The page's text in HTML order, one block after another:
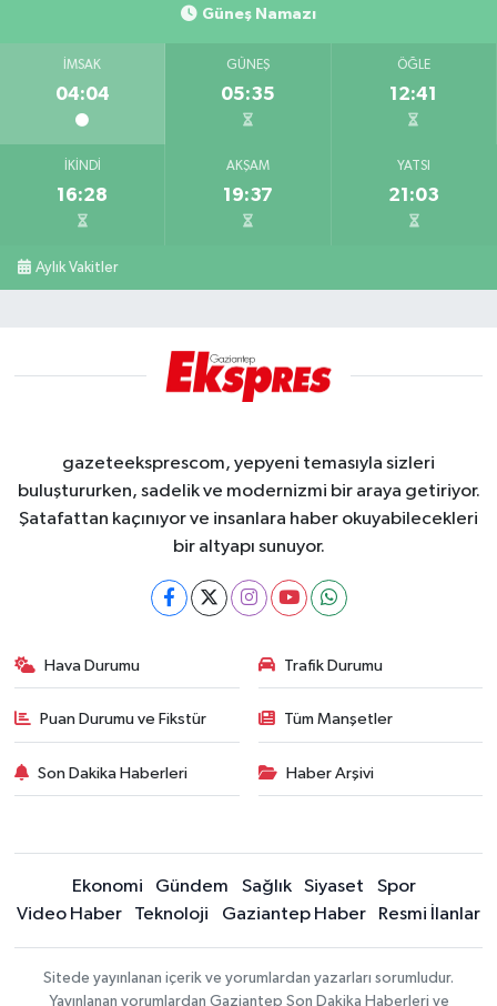
Güneş Namazı
İMSAK
04:04
GÜNEŞ
05:35
ÖĞLE
12:41
İKINDI
16:28
AKŞAM
19:37
YATSI
21:03
Aylık Vakitler
gazeteeksprescom, yepyeni temasıyla sizleri
buluştururken, sadelik ve modernizmi bir araya getiriyor.
Şatafattan kaçınıyor ve insanlara haber okuyabilecekleri
bir altyapı sunuyor.
Hava Durumu Trafik Durumu
Puan Durumu ve Fikstür Tüm Manşetler
Son Dakika Haberleri Haber Arşivi
Ekonomi Gündem Sağlık Siyaset
Spor
Video Haber
Teknoloji Gaziantep Haber Resmi İlanlar
Sitede yayınlanan içerik ve yorumlardan yazarları sorumludur.
Yayınlanan yorumlardan Gaziantep Son Dakika Haberleri ve